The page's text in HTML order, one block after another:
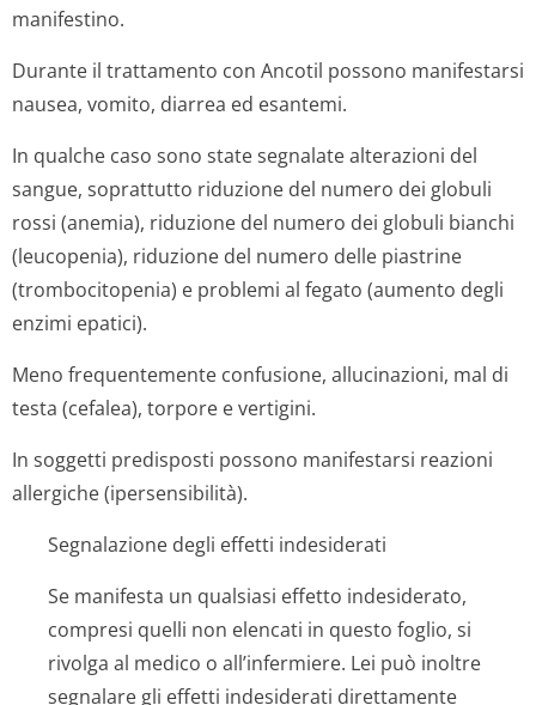
manifestino.
Durante il trattamento con Ancotil possono manifestarsi
nausea, vomito, diarrea ed esantemi.
In qualche caso sono state segnalate alterazioni del
sangue, soprattutto riduzione del numero dei globuli
rossi (anemia), riduzione del numero dei globuli bianchi
(leucopenia), riduzione del numero delle piastrine
(trombocitopenia) e problemi al fegato (aumento degli
enzimi epatici).
Meno frequentemente confusione, allucinazioni, mal di
testa (cefalea), torpore e vertigini.
In soggetti predisposti possono manifestarsi reazioni
allergiche (ipersensibilità).
Segnalazione degli effetti indesiderati
Se manifesta un qualsiasi effetto indesiderato,
compresi quelli non elencati in questo foglio, si
rivolga al medico o all’infermiere. Lei può inoltre
segnalare gli effetti indesiderati direttamente